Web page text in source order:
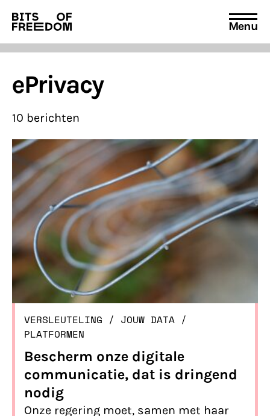
Search
for:
Menu
ePrivacy
10 berichten
VERSLEUTELING / JOUW DATA /
PLATFORMEN
Bescherm onze digitale
communicatie, dat is dringend
nodig
Onze regering moet, samen met haar